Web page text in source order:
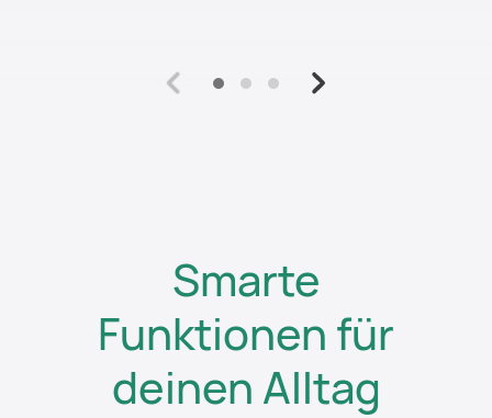
Smarte
Funktionen für
deinen Alltag